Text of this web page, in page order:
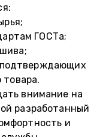
ГОСТа;
товара.
внимание на
разработанный
и